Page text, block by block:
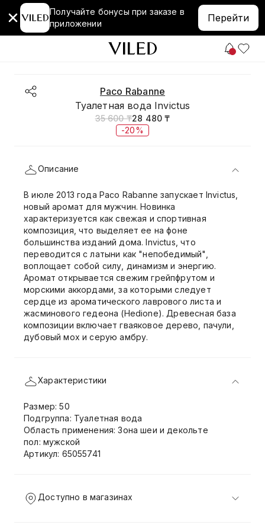
Получайте бонусы при заказе в
приложении
Перейти
Paco Rabanne
Туалетная вода Invictus
35 600 ₸28 480 ₸
-20%
Описание
В июле 2013 года Paco Rabanne запускает Invictus,
новый аромат для мужчин. Новинка
характеризуется как свежая и спортивная
композиция, что выделяет ее на фоне
большинства изданий дома. Invictus, что
переводится с латыни как "непобедимый",
воплощает собой силу, динамизм и энергию.
Аромат открывается свежим грейпфрутом и
морскими аккордами, за которыми следует
сердце из ароматического лаврового листа и
жасминового гедеона (Hedione). Древесная база
композиции включает гваяковое дерево, пачули,
дубовый мох и серую амбру.
Характеристики
Размер: 50
Подгруппа: Туалетная вода
Область применения: Зона шеи и декольте
пол: мужской
Артикул: 65055741
Доступно в магазинах